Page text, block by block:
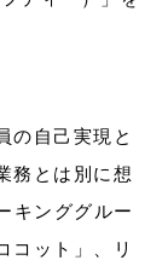
の自己実現と
務とは別に想
キンググルー
コット」、リ